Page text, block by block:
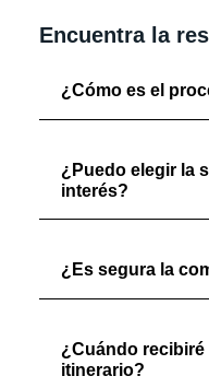
Encuentra la
¿Cómo es el
¿Puedo elegir la
interés?
¿Es segura la
¿Cuándo
itinerario?